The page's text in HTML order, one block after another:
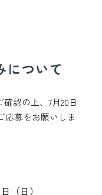
について
確認の上、7月20日
応募をお願いしま
（日）